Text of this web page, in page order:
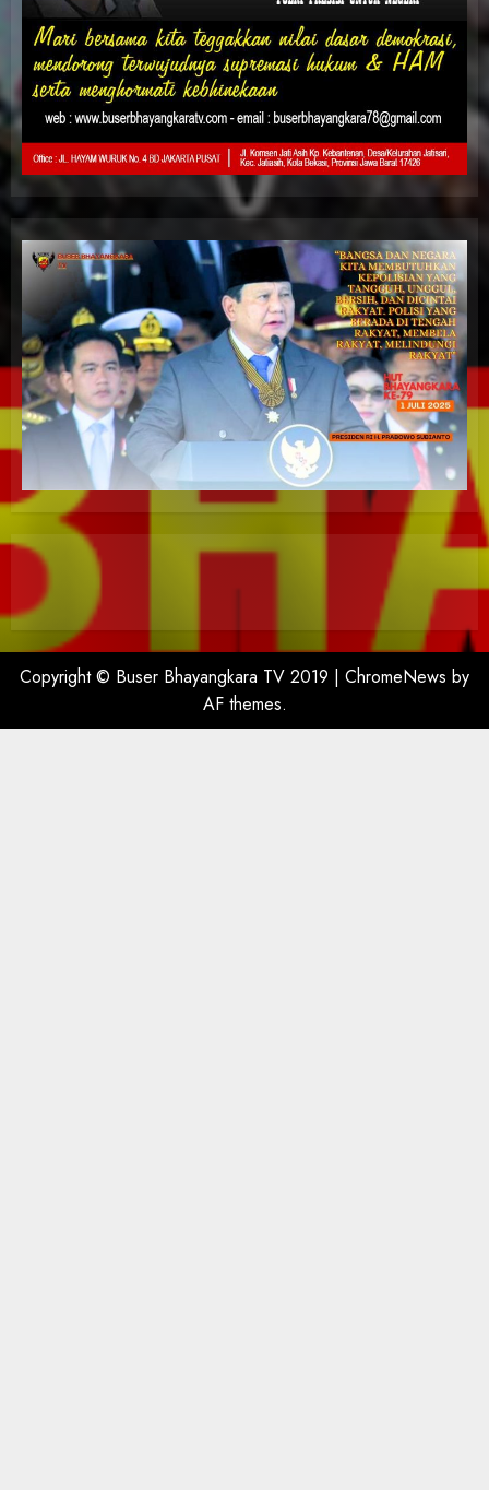
Copyright © Buser Bhayangkara TV 2019 | ChromeNews by
AF themes.